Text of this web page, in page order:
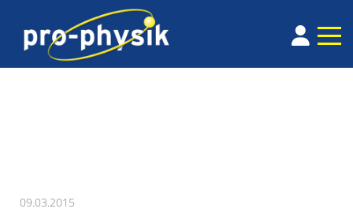
09.03.2015